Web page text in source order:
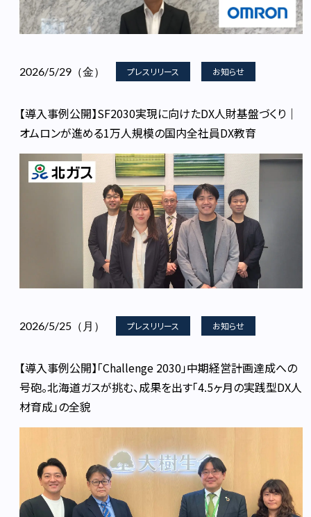
2026/5/29（金） プレスリリース お知らせ
【導入事例公開】SF2030実現に向けたDX人財基盤づくり｜
オムロンが進める1万人規模の国内全社員DX教育
2026/5/25（月） プレスリリース お知らせ
【導入事例公開】「Challenge 2030」中期経営計画達成への
号砲。北海道ガスが挑む、成果を出す「4.5ヶ月の実践型DX人
材育成」の全貌